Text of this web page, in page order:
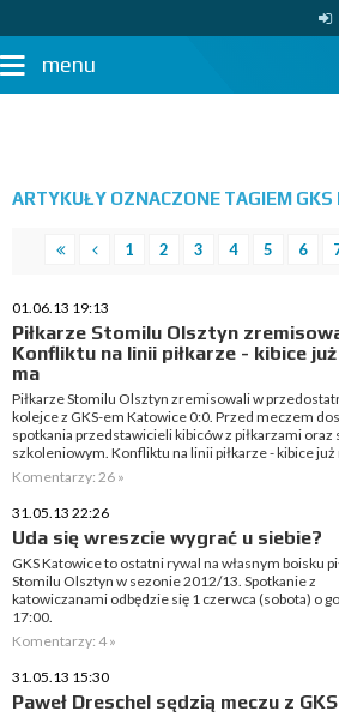
menu
ARTYKUŁY OZNACZONE TAGIEM
1 2 3 4 5 6
01.06.13 19:13
Piłkarze Stomilu Olsztyn
Konfliktu na linii piłkarze - kibice
ma
Piłkarze Stomilu Olsztyn zremisowali w
kolejce z GKS-em Katowice 0:0. Przed meczem
spotkania przedstawicieli kibiców z piłkarzami oraz
szkoleniowym. Konfliktu na linii piłkarze - kibice już
Komentarzy: 26 »
31.05.13 22:26
Uda się wreszcie wygrać u siebie?
GKS Katowice to ostatni rywal na własnym boisku
Stomilu Olsztyn w sezonie 2012/13. Spotkanie z
katowiczanami odbędzie się 1 czerwca (sobota) o
17:00.
Komentarzy: 4 »
31.05.13 15:30
Paweł Dreschel sędzią meczu z